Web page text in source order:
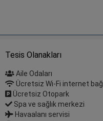
Tesis Olanakları
Aile Odaları
Ücretsiz Wi-Fi internet
Ücretsiz Otopark
Spa ve sağlık merkezi
Havaalanı servisi